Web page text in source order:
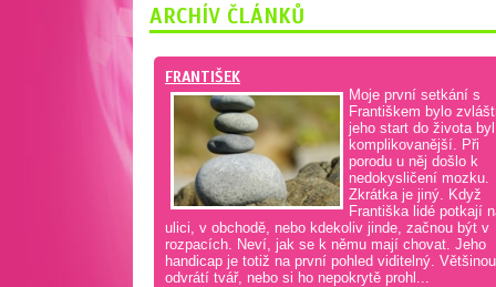
ARCHÍV ČLÁNKŮ
FRANTIŠEK
Moje první setkání s
Františkem bylo
jeho start do života byl
komplikovanější. Při
porodu u něj došlo k
nedokysličení mozku.
Zkrátka je jiný. Když
Františka lidé potkají
ulici, v obchodě, nebo kdekoliv jinde, začnou být v
rozpacích. Neví, jak se k němu mají chovat. Jeho
handicap je totiž na první pohled viditelný. Většinou
odvrátí tvář, nebo si ho nepokrytě prohl...